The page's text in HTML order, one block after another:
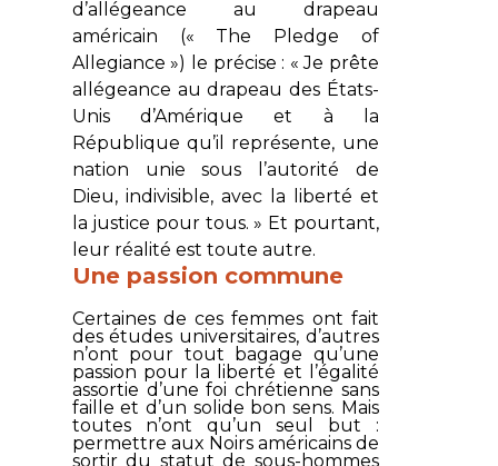
d’allégeance au drapeau
américain (« The Pledge of
Allegiance ») le précise : « Je prête
allégeance au drapeau des États-
Unis d’Amérique et à la
République qu’il représente, une
nation unie sous l’autorité de
Dieu, indivisible, avec la liberté et
la justice pour tous. » Et pourtant,
leur réalité est toute autre.
Une passion commune
Certaines de ces femmes ont fait
des études universitaires, d’autres
n’ont pour tout bagage qu’une
passion pour la liberté et l’égalité
assortie d’une foi chrétienne sans
faille et d’un solide bon sens. Mais
toutes n’ont qu’un seul but :
permettre aux Noirs américains de
sortir du statut de sous-hommes